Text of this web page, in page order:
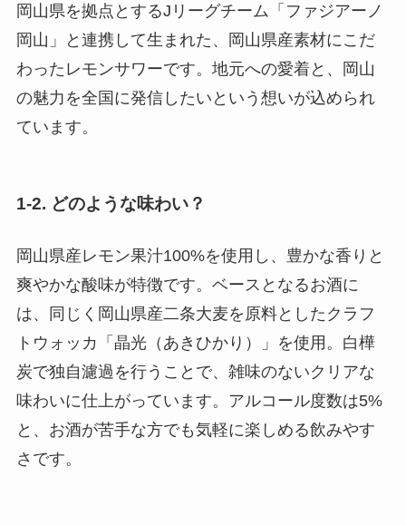
岡山県を拠点とするJリーグチーム「ファジアーノ
岡山」と連携して生まれた、岡山県産素材にこだ
わったレモンサワーです。地元への愛着と、岡山
の魅力を全国に発信したいという想いが込められ
ています。
1-2. どのような味わい？
岡山県産レモン果汁100%を使用し、豊かな香りと
爽やかな酸味が特徴です。ベースとなるお酒に
は、同じく岡山県産二条大麦を原料としたクラフ
トウォッカ「晶光（あきひかり）」を使用。白樺
炭で独自濾過を行うことで、雑味のないクリアな
味わいに仕上がっています。アルコール度数は5%
と、お酒が苦手な方でも気軽に楽しめる飲みやす
さです。